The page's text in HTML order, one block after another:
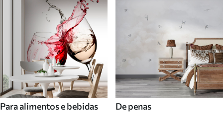
Para alimentos e bebidas De penas